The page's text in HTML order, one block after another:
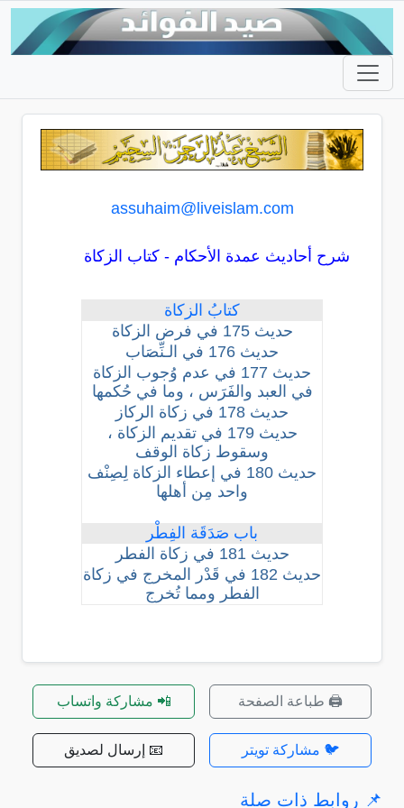
assuhaim@liveislam.com
شرح أحاديث عمدة الأحكام - كتاب الزكاة
كتابُ الزكاة
حديث 175 في فرض الزكاة
حديث 176 في الـنِّصَاب
حديث 177 في عدم وُجوب الزكاة
في العبد والفَرَس ، وما في حُكمها
حديث 178 في زكاة الركاز
حديث 179 في تقديم الزكاة ،
وسقوط زكاة الوقف
حديث 180 في إعطاء الزكاة لِصِنْف
واحد مِن أهلها
باب صَدَقَة الفِطْر
حديث 181 في زكاة الفطر
حديث 182 في قَدْر المخرج في زكاة
الفطر ومما تُخرج
🖨️ طباعة الصفحة 📲 مشاركة واتساب
🐦 مشاركة تويتر 📧 إرسال لصديق
📌 روابط ذات صلة